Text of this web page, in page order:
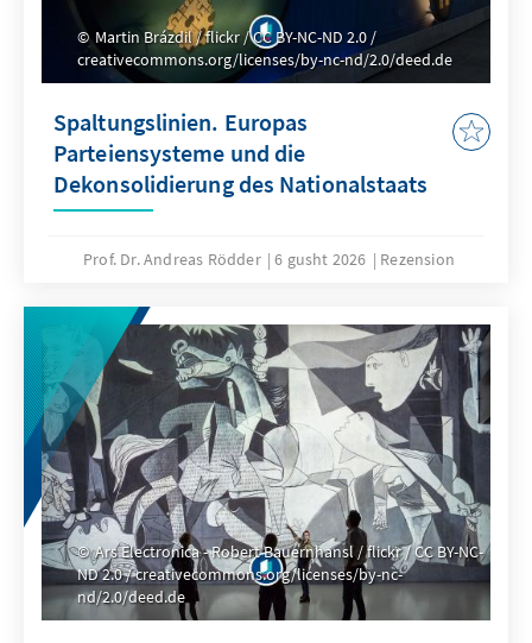
Martin Brázdil / flickr / CC BY-NC-ND 2.0 /
creativecommons.org/licenses/by-nc-nd/2.0/deed.de
Spaltungslinien. Europas
Parteiensysteme und die
Dekonsolidierung des Nationalstaats
Prof. Dr. Andreas Rödder 6 gusht 2026 Rezension
Ars Electronica - Robert Bauernhansl / flickr / CC BY-NC-
ND 2.0 / creativecommons.org/licenses/by-nc-
nd/2.0/deed.de